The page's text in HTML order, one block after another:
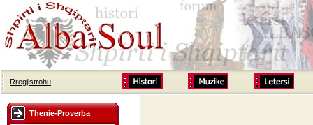
Rregjistrohu
Thenie-Proverba